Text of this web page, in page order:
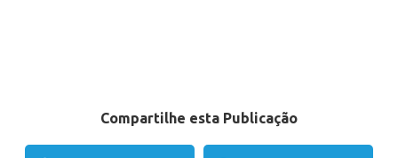
Compartilhe esta Publicação